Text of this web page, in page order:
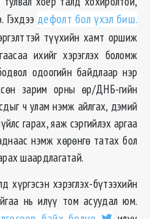
Гэхдээ дефолт бол үхэл биш.
түүхийн хамт оршиж
ихийг хэрэглэх боломж
одоогийн байдлаар нэр
зарим орны өр/ДНБ-гийн
ч улам нэмж айлгах, дэмий
гарах, яаж сэргийлэх аргаа
нэмж хөрөнгө татах бол
шаардлагатай.
хэрэглэх-бүтээхийн
нь илүү том асуудал юм.